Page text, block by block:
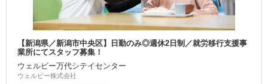
【新潟県／新潟市中央区】日勤のみ◎週休2日制／就労移行支援事
業所にてスタッフ募集！
ウェルビー万代シテイセンター
ウェルビー株式会社